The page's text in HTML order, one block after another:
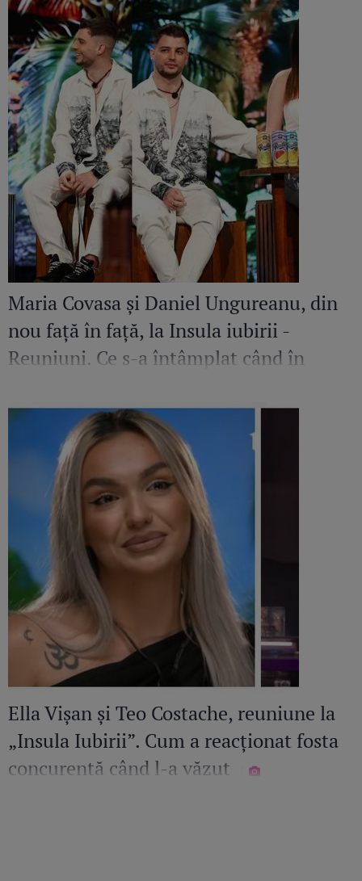
Maria Covasa și Daniel Ungureanu, din
nou față în față, la Insula iubirii -
Reuniuni. Ce s-a întâmplat când în
concurent
Ella Vișan și Teo Costache, reuniune la
„Insula Iubirii”. Cum a reacționat fosta
concurentă când l-a văzut